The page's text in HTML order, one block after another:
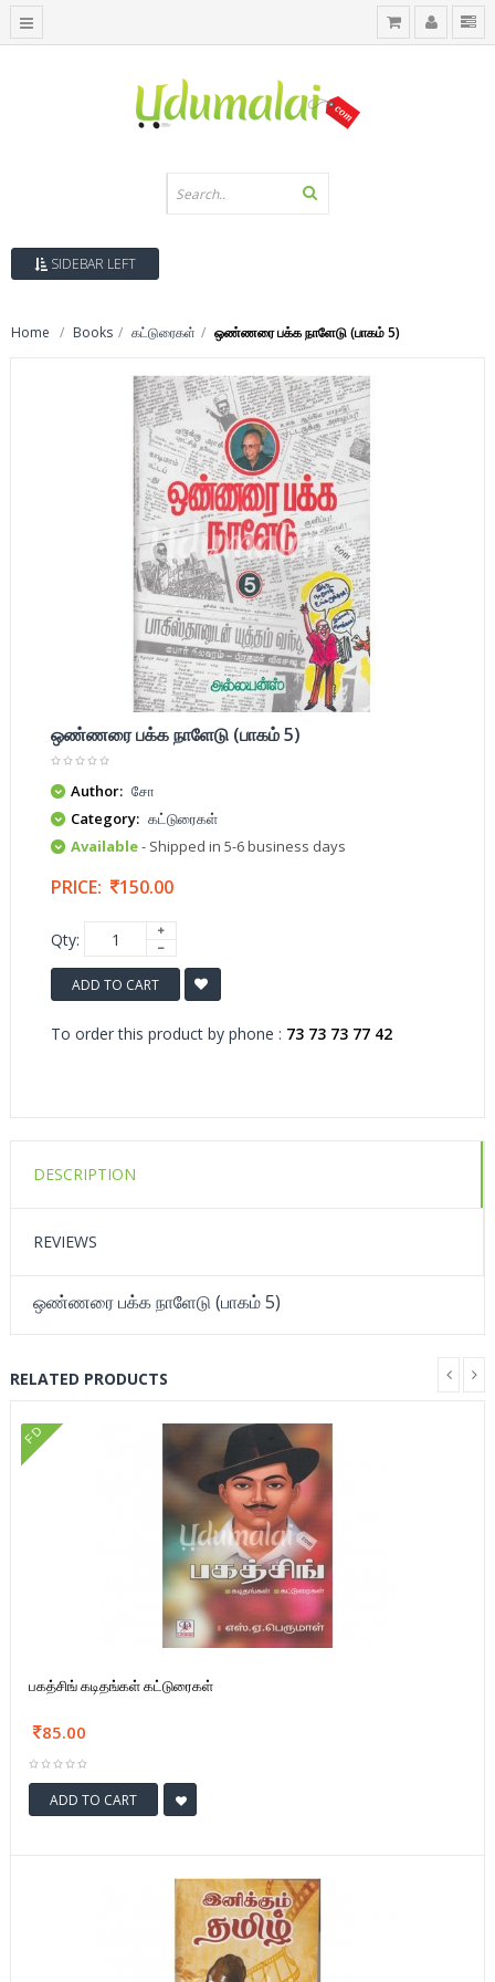
SIDEBAR LEFT
Home Books கட்டுரைகள் ஒண்ணரை பக்க நாளேடு (பாகம் 5)
ஒண்ணரை பக்க நாளேடு (பாகம் 5)
Author: சோ
Category: கட்டுரைகள்
Available- Shipped in 5-6 business days
PRICE: 150.00
Qty:
ADD TO CART
To order this product by phone : 73 73 73 77 42
DESCRIPTION
REVIEWS
ஒண்ணரை பக்க நாளேடு (பாகம் 5)
RELATED PRODUCTS
FD
பகத்சிங் கடிதங்கள் கட்டுரைகள்
85.00
ADD TO CART